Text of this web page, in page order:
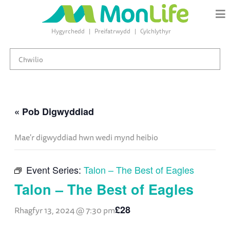
Hygyrchedd Preifatrwydd Cylchlythyr
« Pob Digwyddiad
Mae'r digwyddiad hwn wedi mynd heibio
Event Series: Talon – The Best of Eagles
Talon – The Best of Eagles
Rhagfyr 13, 2024 @ 7:30 pm£28